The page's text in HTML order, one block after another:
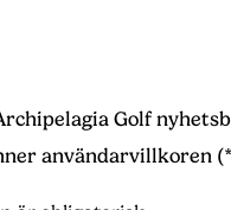
Golf
användarvillkoren